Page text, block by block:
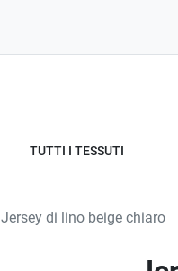
TUTTI I TESSUTI
Jersey di lino beige chiaro